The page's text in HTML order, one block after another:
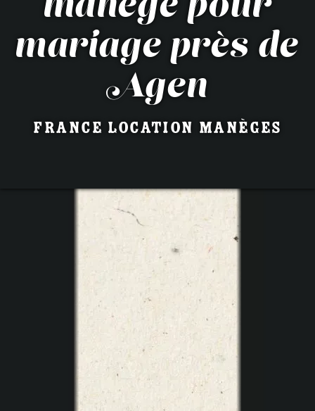
mariage près de
Agen
France Location Manèges